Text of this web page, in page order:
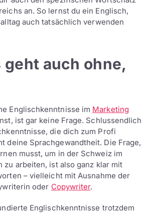
an. So lernst du ein Englisch,
auch tatsächlich verwenden
geht auch ohne,
Englischkenntnisse im Marketing
ist gar keine Frage. Schlussendlich
die dich zum Profi
deine Sprachgewandtheit. Die Frage,
musst, um in der Schweiz im
zu arbeiten, ist also ganz klar mit
– vielleicht mit Ausnahme der
oder Copywriter.
Englischkenntnisse trotzdem